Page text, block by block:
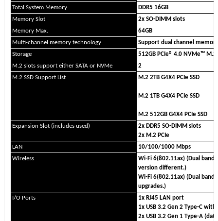
Total System Memory
DDR5 16GB
Memory Slot
2x SO-DIMM slots
Memory Max.
64GB
Multi-channel memory technology
Support dual channel
Storage
512GB PCIe® 4.0 NVMe™ M.2
M.2 slots support either SATA or NVMe
2
M.2 SSD Support List
M.2 2TB G4X4 PCIe SSD
M.2 1TB G4X4 PCIe SSD
M.2 512GB G4X4 PCIe SSD
Expansion Slot (includes used)
2x DDR5 SO-DIMM slots
2x M.2 PCIe
LAN
10/100/1000 Mbps
Wireless
Wi-Fi 6(802.11ax) (Dual
version different.)
Wi-Fi 6(802.11ax) (Dual
upgrades.)
I/O Ports
1x RJ45 LAN port
1x USB 3.2 Gen 2 Type-C
2x USB 3.2 Gen 1 Type-A